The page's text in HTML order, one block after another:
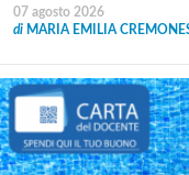
07 agosto 2026
di MARIA EMILIA